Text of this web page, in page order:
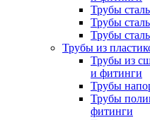
Трубы
Трубы
Трубы
Трубы из
Трубы из
и фитинги
Трубы
Трубы
фитинги